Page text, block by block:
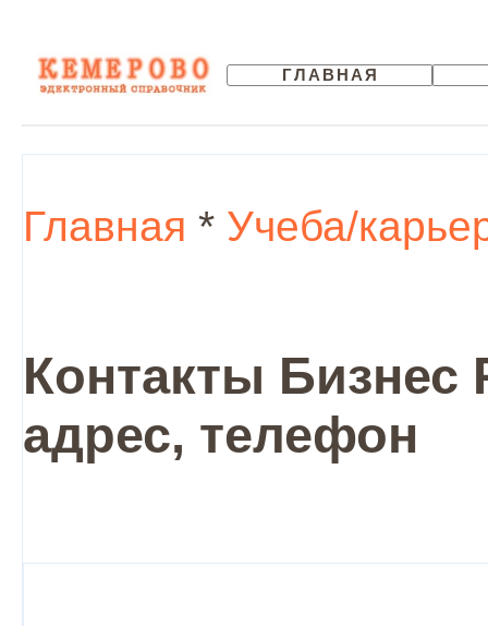
ГЛАВНАЯ
Главная * Учеба/
Контакты
адрес, телефон